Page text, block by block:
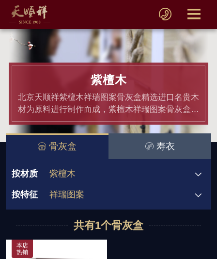
紫檀木
北京天顺祥紫檀木祥瑞图案骨灰盒精选进口名贵木
材为原料进行制作而成，紫檀木祥瑞图案骨灰盒均
通过材质和产品检测,骨灰盒价格老百姓都能接受.
骨灰盒 寿衣
按材质 紫檀木
骨灰盒
580元起 580-780元 1180-1380元
2280-3980元
紫檀木
按特征 祥瑞图案
龙凤图案 花草图案
共有1个骨灰盒
本店
热销